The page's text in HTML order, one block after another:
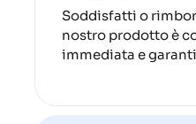
Soddisfatti o
nostro prodotto è
immediata e